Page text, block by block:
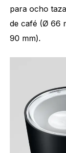
para ocho
de café (Ø 66
90 mm).